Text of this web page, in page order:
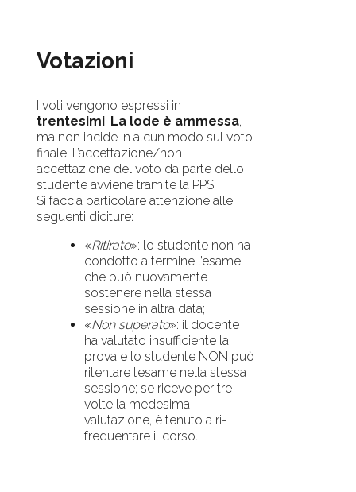
Votazioni
I voti vengono espressi in
trentesimi. La lode è ammessa,
ma non incide in alcun modo sul voto
finale. L’accettazione/non
accettazione del voto da parte dello
studente avviene tramite la PPS.
Si faccia particolare attenzione alle
seguenti diciture:
«Ritirato»: lo studente non ha
condotto a termine l’esame
che può nuovamente
sostenere nella stessa
sessione in altra data;
«Non superato»: il docente
ha valutato insufficiente la
prova e lo studente NON può
ritentare l’esame nella stessa
sessione; se riceve per tre
volte la medesima
valutazione, è tenuto a ri-
frequentare il corso.